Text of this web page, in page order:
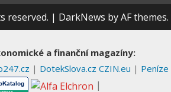
reserved. | DarkNews by AF themes.
a finanční magazíny:
| DotekSlova.cz CZIN.eu | Peníze
|